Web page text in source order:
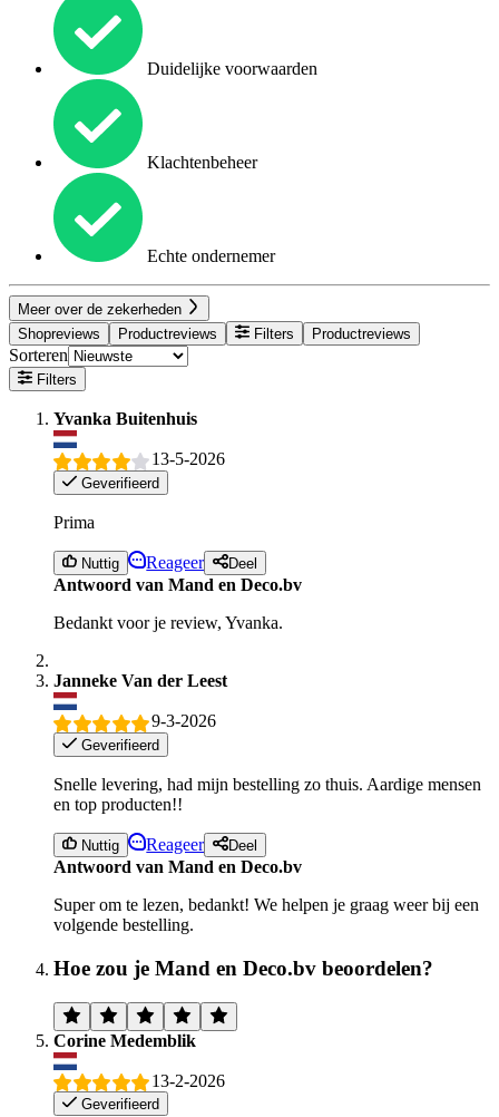
Duidelijke voorwaarden
Klachtenbeheer
Echte ondernemer
Meer over de zekerheden
Shopreviews
Productreviews Filters Productreviews
Sorteren
Filters
Yvanka Buitenhuis
13-5-2026
Geverifieerd
Prima
Nuttig Reageer Deel
Antwoord van Mand en Deco.bv
Bedankt voor je review, Yvanka.
Janneke Van der Leest
9-3-2026
Geverifieerd
Snelle levering, had mijn bestelling zo thuis. Aardige mensen
en top producten!!
Nuttig Reageer Deel
Antwoord van Mand en Deco.bv
Super om te lezen, bedankt! We helpen je graag weer bij een
volgende bestelling.
Hoe zou je Mand en Deco.bv beoordelen?
Corine Medemblik
13-2-2026
Geverifieerd